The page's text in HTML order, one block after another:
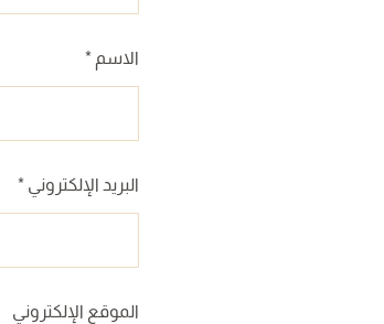
الاسم *
البريد الإلكتروني *
الموقع الإلكتروني